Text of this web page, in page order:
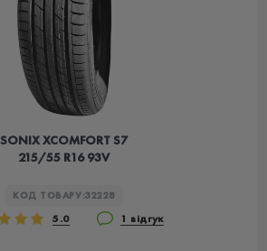
SONIX XCOMFORT S7
215/55 R16 93V
КОД ТОВАРУ:32228
5.0 1 відгук